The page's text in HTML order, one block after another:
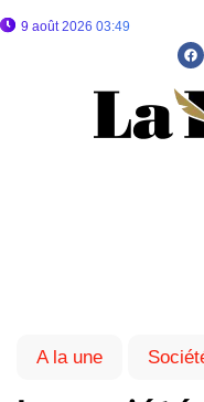
9 août 2026 03:49
A la une